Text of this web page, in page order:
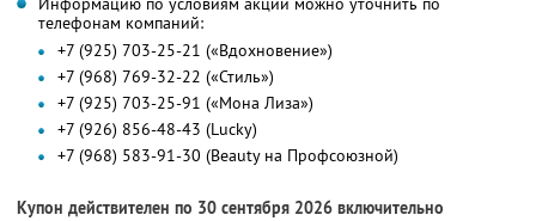
телефонам компаний:
+7 (925) 703-25-21 («Вдохновение»)
+7 (968) 769-32-22 («Стиль»)
+7 (925) 703-25-91 («Мона Лиза»)
+7 (926) 856-48-43 (Lucky)
+7 (968) 583-91-30 (Beauty на Профсоюзной)
Купон действителен по 30 сентября 2026 включительно